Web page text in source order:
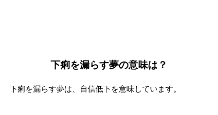
下痢を漏らす夢の意味は？
下痢を漏らす夢は、自信低下を意味しています。